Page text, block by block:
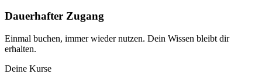
Dauerhafter Zugang
Einmal buchen, immer wieder nutzen. Dein Wissen bleibt dir
erhalten.
Deine Kurse